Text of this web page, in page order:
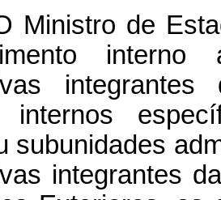
Ministro de
interno
internos
subunidades
integrantes